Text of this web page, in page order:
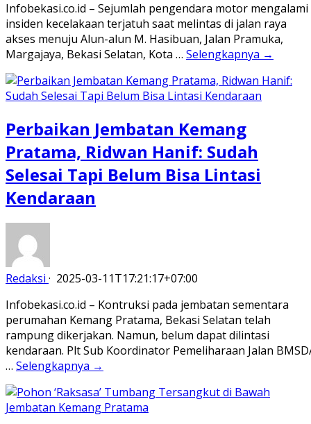
Infobekasi.co.id – Sejumlah pengendara motor mengalami
insiden kecelakaan terjatuh saat melintas di jalan raya
akses menuju Alun-alun M. Hasibuan, Jalan Pramuka,
Margajaya, Bekasi Selatan, Kota … Selengkapnya →
Perbaikan Jembatan Kemang
Pratama, Ridwan Hanif: Sudah
Selesai Tapi Belum Bisa Lintasi
Kendaraan
Redaksi · 2025-03-11T17:21:17+07:00
Infobekasi.co.id – Kontruksi pada jembatan sementara
perumahan Kemang Pratama, Bekasi Selatan telah
rampung dikerjakan. Namun, belum dapat dilintasi
kendaraan. Plt Sub Koordinator Pemeliharaan Jalan
… Selengkapnya →